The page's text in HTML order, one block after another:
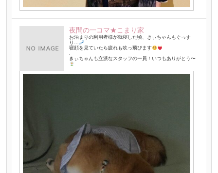
夜間の一コマ★こまり家
お泊まりの利用者様が就寝した頃、きぃちゃんもぐっす
り…
寝顔を見ていたら疲れも吹っ飛びます
.
きぃちゃんも立派なスタッフの一員！いつもありがとう〜